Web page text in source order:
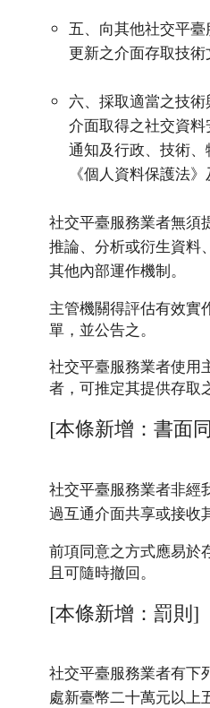
五、向其他社交平
更新之介面存取技術
六、採取適當之技
介面取得之社交資
通知及行政、技術
《個人資料保護法
社交平臺服務業者無須
推論、分析或衍生資料
其他內部運作機制。
主管機關得評估有效實
單，並公告之。
社交平臺服務業者使用
者，可推定其提供存取
[本條新增：書面
社交平臺服務業者非經
過互通介面共享或接收
前項同意之方式應易於
且可隨時撤回。
[本條新增：罰則]
社交平臺服務業者有下
處新臺幣二十萬元以上